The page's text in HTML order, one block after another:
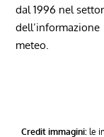
dal 1996 nel
dell’informazione
meteo.
Credit immagini: le